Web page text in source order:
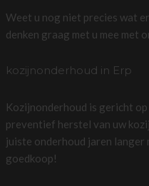
Weet u nog niet precies wat
denken graag met u mee met
kozijnonderhoud in Erp
Kozijnonderhoud is gericht
preventief herstel van uw
juiste onderhoud jaren langer
goedkoop!